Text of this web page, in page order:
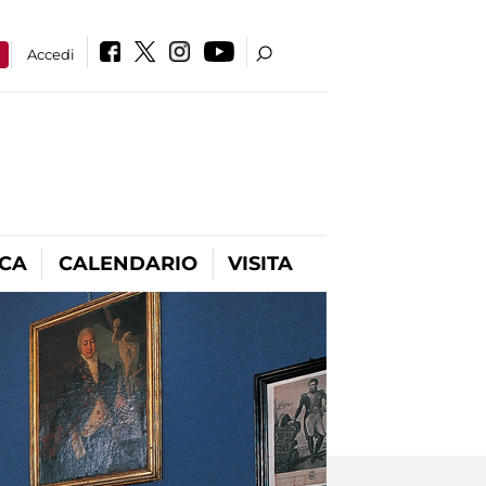
Accedi
CALENDARIO VISITA